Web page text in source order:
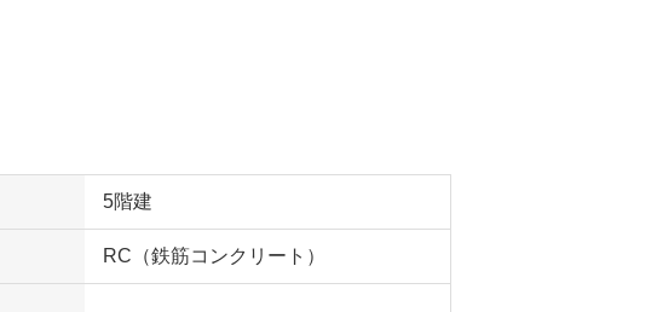
5階建
RC（鉄筋コンクリート）